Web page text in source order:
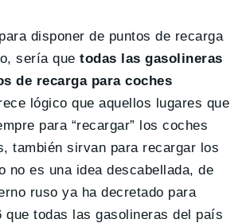
disponer de puntos de recarga
sería quetodas las gasolineras
de recarga para coches
lógico que aquellos lugares que
para “recargar” los coches
también sirvan para recargar los
no es una idea descabellada, de
ruso ya ha decretado para
que todas las gasolineras del país